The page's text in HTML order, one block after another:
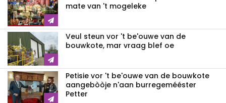
mate van 't mogeleke
Veul steun vor 't be'ouwe van de
bouwkote, mar vraag blef oe
Petisie vor 't be'ouwe van de bouwkote
aangebòòje n'aan burregemééster
Petter